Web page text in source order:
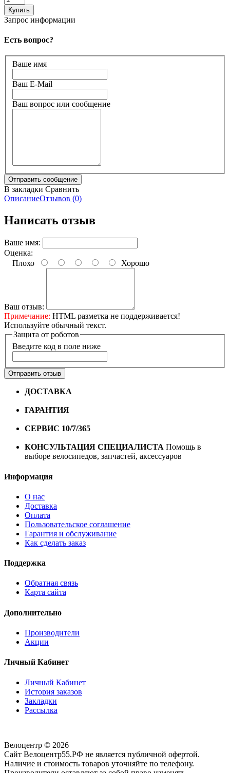
Запрос информации
Есть вопрос?
Ваше имя
Ваш E-Mail
Ваш вопрос или сообщение
В закладки Сравнить
ОписаниеОтзывов (0)
Написать отзыв
Ваше имя:
Оценка:
Плохо
Хорошо
Ваш отзыв:
Примечание: HTML разметка не поддерживается!
Используйте обычный текст.
Защита от роботов
Введите код в поле ниже
Отправить отзыв
ДОСТАВКА
ГАРАНТИЯ
СЕРВИС 10/7/365
КОНСУЛЬТАЦИЯ СПЕЦИАЛИСТА Помощь в
выборе велосипедов, запчастей, аксессуаров
Информация
О нас
Доставка
Оплата
Пользовательское соглашение
Гарантия и обслуживание
Как сделать заказ
Поддержка
Обратная связь
Карта сайта
Дополнительно
Производители
Акции
Личный Кабинет
Личный Кабинет
История заказов
Закладки
Рассылка
Велоцентр © 2026
Сайт Велоцентр55.РФ не является публичной офертой.
Наличие и стоимость товаров уточняйте по телефону.